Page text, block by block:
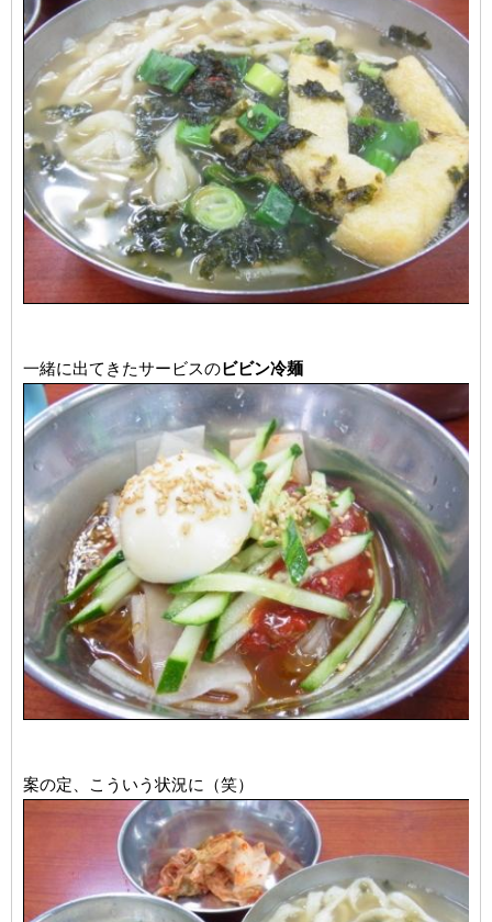
一緒に出てきたサービスのビビン冷麺
案の定、こういう状況に（笑）